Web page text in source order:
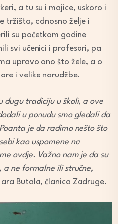
a tu su i majice, uskoro i
tržišta, odnosno želje i
su početkom godine
svi učenici i profesori, pa
upravo ono što žele, a o
i velike narudžbe.
dugu tradiciju u školi, a ove
u ponudu smo gledali da
je da radimo nešto što
kao uspomene na
ovdje. Važno nam je da su
a ne formalne ili stručne,
Butala, članica Zadruge.